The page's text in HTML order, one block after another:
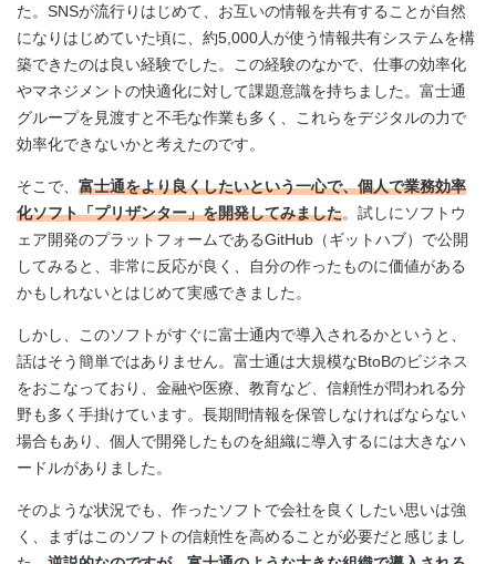
た。SNSが流行りはじめて、お互いの情報を共有することが自然
になりはじめていた頃に、約5,000人が使う情報共有システムを構
築できたのは良い経験でした。この経験のなかで、仕事の効率化
やマネジメントの快適化に対して課題意識を持ちました。富士通
グループを見渡すと不毛な作業も多く、これらをデジタルの力で
効率化できないかと考えたのです。
そこで、 富士通をより良くしたいという一心で、個人で業務効率
化ソフト「プリザンター」を開発してみました。試しにソフトウ
ェア開発のプラットフォームであるGitHub（ギットハブ）で公開
してみると、非常に反応が良く、自分の作ったものに価値がある
かもしれないとはじめて実感できました。
しかし、このソフトがすぐに富士通内で導入されるかというと、
話はそう簡単ではありません。富士通は大規模なBtoBのビジネス
をおこなっており、金融や医療、教育など、信頼性が問われる分
野も多く手掛けています。長期間情報を保管しなければならない
場合もあり、個人で開発したものを組織に導入するには大きなハ
ードルがありました。
そのような状況でも、作ったソフトで会社を良くしたい思いは強
く、まずはこのソフトの信頼性を高めることが必要だと感じまし